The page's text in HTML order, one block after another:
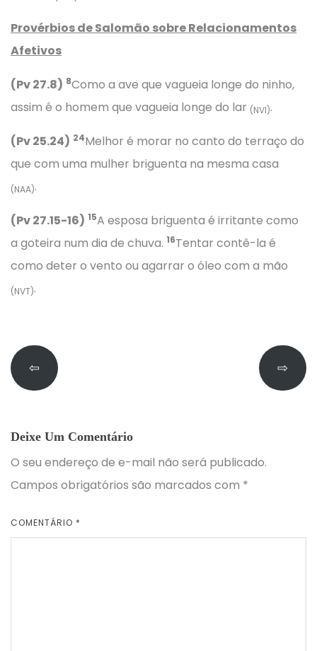
Provérbiosde Salomão sobre Relacionamentos
Afetivos
(Pv 27.8) 8Como a ave que vagueia longe do ninho,
assim é o homem que vagueia longe do lar (NVI).
(Pv 25.24) 24Melhor é morar no canto do terraço do
que com uma mulher briguenta na mesma casa
(NAA).
(Pv 27.15-16) 15A esposa briguenta é irritante como
a goteira num dia de chuva. 16Tentar contê-la é
como deter o vento ou agarrar o óleo com a mão
(NVT).
⇦ ⇨
Deixe Um Comentário
O seu endereço de e-mail não será publicado.
Campos obrigatórios são marcados com *
COMENTÁRIO *